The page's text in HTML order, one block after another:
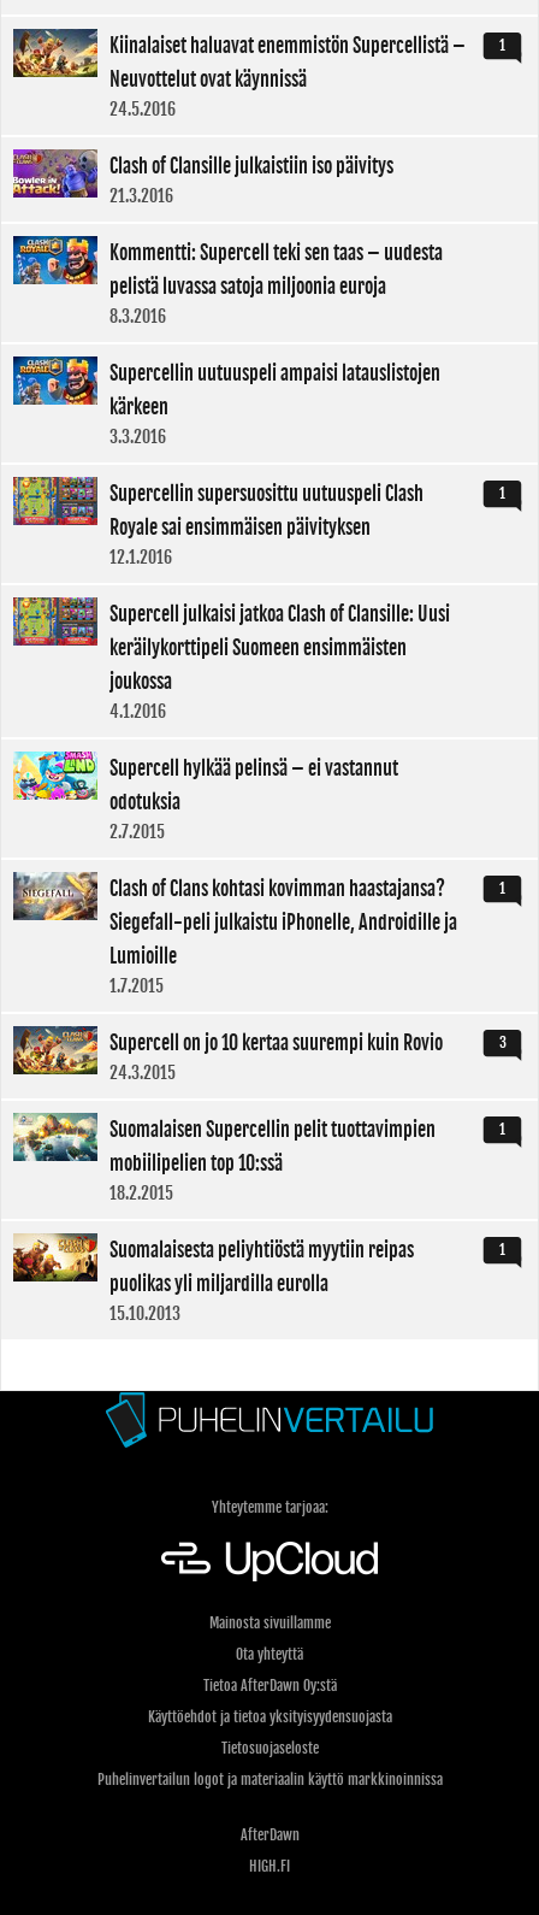
1
Kiinalaiset haluavat enemmistön Supercellistä –
Neuvottelut ovat käynnissä
24.5.2016
Clash of Clansille julkaistiin iso päivitys
21.3.2016
Kommentti: Supercell teki sen taas – uudesta
pelistä luvassa satoja miljoonia euroja
8.3.2016
Supercellin uutuuspeli ampaisi latauslistojen
kärkeen
3.3.2016
1
Supercellin supersuosittu uutuuspeli Clash
Royale sai ensimmäisen päivityksen
12.1.2016
Supercell julkaisi jatkoa Clash of Clansille: Uusi
keräilykorttipeli Suomeen ensimmäisten
joukossa
4.1.2016
Supercell hylkää pelinsä – ei vastannut
odotuksia
2.7.2015
1
Clash of Clans kohtasi kovimman haastajansa?
Siegefall-peli julkaistu iPhonelle, Androidille ja
Lumioille
1.7.2015
3
Supercell on jo 10 kertaa suurempi kuin Rovio
24.3.2015
1
Suomalaisen Supercellin pelit tuottavimpien
mobiilipelien top 10:ssä
18.2.2015
1
Suomalaisesta peliyhtiöstä myytiin reipas
puolikas yli miljardilla eurolla
15.10.2013
Yhteytemme tarjoaa:
Mainosta sivuillamme
Ota yhteyttä
Tietoa AfterDawn Oy:stä
Käyttöehdot ja tietoa yksityisyydensuojasta
Tietosuojaseloste
Puhelinvertailun logot ja materiaalin käyttö markkinoinnissa
AfterDawn
HIGH.FI